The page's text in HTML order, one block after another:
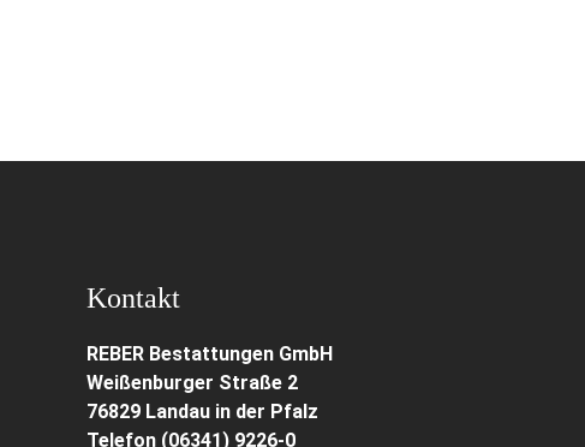
Kontakt
REBER Bestattungen GmbH
Weißenburger Straße 2
76829 Landau in der Pfalz
Telefon (06341) 9226-0